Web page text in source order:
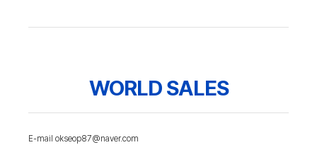
WORLD SALES
E-mail okseop87@naver.com